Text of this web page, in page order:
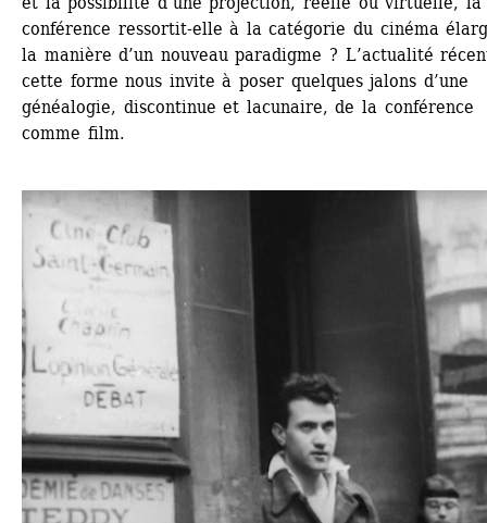
conférence ressortit-elle à la catégorie du cinéma
la manière d’un nouveau paradigme ? L’actualité
cette forme nous invite à poser quelques jalons d’une
généalogie, discontinue et lacunaire, de la conférence
comme film.